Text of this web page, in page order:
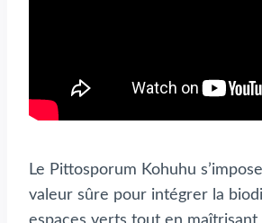
Le Pittosporum Kohuhu
valeur sûre pour intégrer la